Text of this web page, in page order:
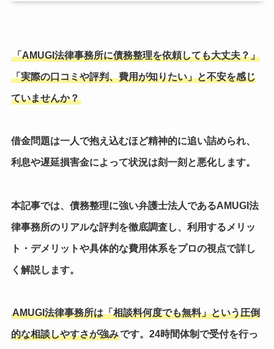
「AMUGI法律事務所に債務整理を依頼しても大丈夫？」
「実際の口コミや評判、費用が知りたい」と不安を感じ
ていませんか？
借金問題は一人で抱え込むほど精神的に追い詰められ、
利息や遅延損害金によって状況は刻一刻と悪化します。
本記事では、 債務整理に強い弁護士法人であるAMUGI法
律事務所のリアルな評判を徹底調査し、利用するメリッ
ト・デメリットや具体的な費用体系をプロの視点で詳し
く解説します。
AMUGI法律事務所は「相談料何度でも無料」という圧倒
的な相談しやすさが強みです。24時間体制で受付を行っ